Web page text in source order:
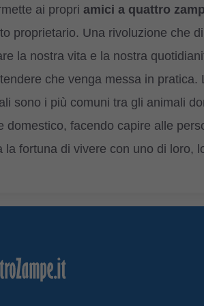
ai propri amici a quattro
proprietario. Una rivoluzione che
la nostra vita e la nostra
che venga messa in
sono i più comuni tra gli animali
domestico, facendo capire alle
la fortuna di vivere con uno di loro,